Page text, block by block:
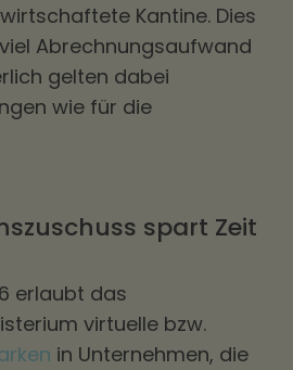
Kantine. Dies
Abrechnungsaufwand
gelten dabei
wie für die
spart Zeit
erlaubt das
virtuelle bzw.
in Unternehmen, die